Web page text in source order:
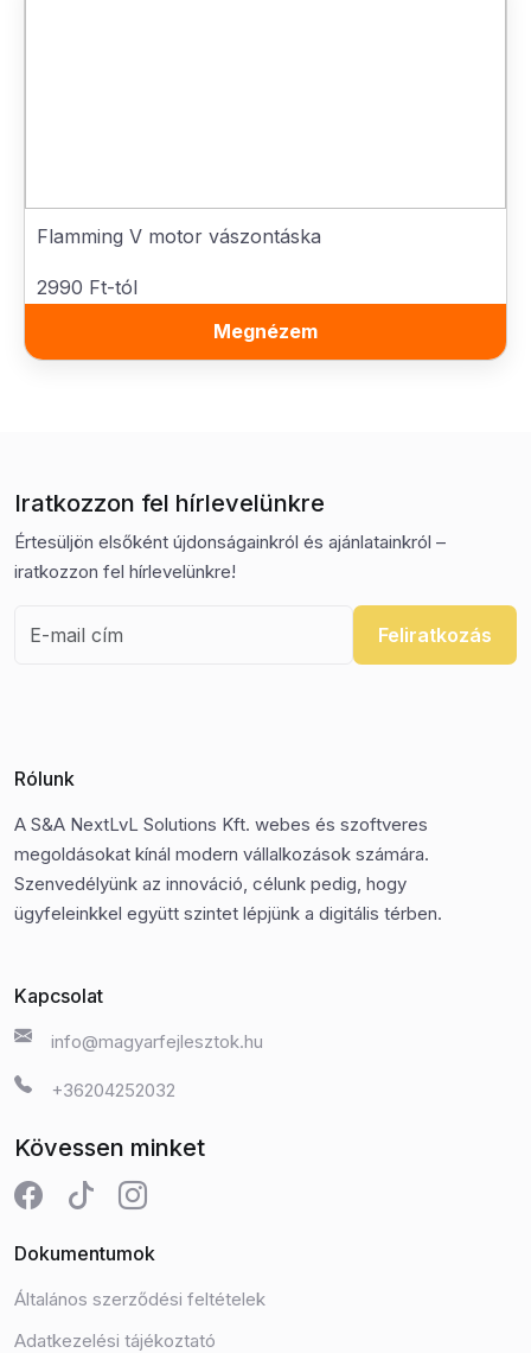
Flamming V motor vászontáska
2990 Ft-tól
Megnézem
Iratkozzon fel hírlevelünkre
Értesüljön elsőként újdonságainkról és ajánlatainkról –
iratkozzon fel hírlevelünkre!
Feliratkozás
Rólunk
A S&A NextLvL Solutions Kft. webes és szoftveres
megoldásokat kínál modern vállalkozások számára.
Szenvedélyünk az innováció, célunk pedig, hogy
ügyfeleinkkel együtt szintet lépjünk a digitális térben.
Kapcsolat
info@magyarfejlesztok.hu
+36204252032
Kövessen minket
Dokumentumok
Általános szerződési feltételek
Adatkezelési tájékoztató